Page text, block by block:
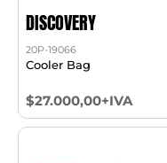
DISCOVERY
20P-19066
Cooler Bag
$27.000,00+IVA